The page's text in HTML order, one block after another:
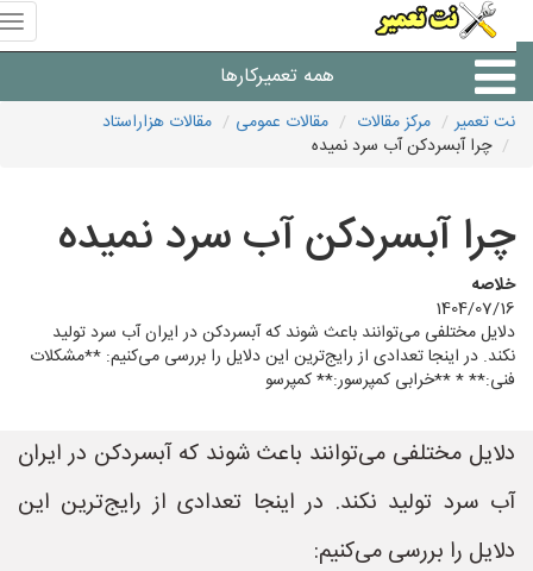
همه تعمیرکارها
شرکت های تعمیرات لوازم
نت تعمیر مرکز مقالات مقالات عمومی
مقالات هزاراستاد
چرا آبسردکن آب سرد نمیده
چرا آبسردکن آب سرد نمیده
خلاصه
1404/07/16
دلایل مختلفی می‌توانند باعث شوند که آبسردکن در ایران آب سرد تولید
نکند. در اینجا تعدادی از رایج‌ترین این دلایل را بررسی می‌کنیم: **مشکلات
فنی:** * **خرابی کمپرسور:** کمپرسو
دلایل مختلفی می‌توانند باعث شوند که آبسردکن در ایران
آب سرد تولید نکند. در اینجا تعدادی از رایج‌ترین این
دلایل را بررسی می‌کنیم: